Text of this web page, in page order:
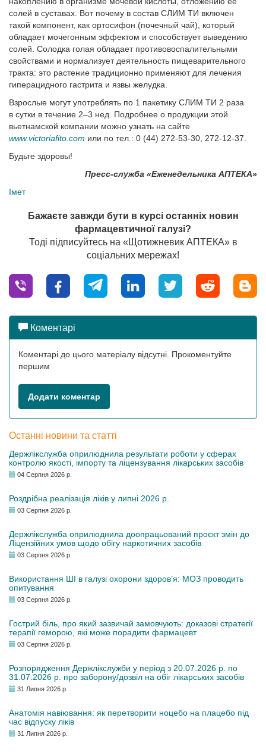
солей в суставах. Вот почему в состав СЛИМ ТИ включен
такой компонент, как ортосифон (почечный чай), который
обладает мочегонным эффектом и способствует выведению
солей. Солодка голая обладает противовоспалительными
свойствами и нормализует деятельность пищеварительного
тракта: это растение традиционно применяют для лечения
гиперацидного гастрита и язвы желудка.
Взрослые могут употреблять по 1 пакетику СЛИМ ТИ 2 раза
в сутки в течение 2–3 нед. Подробнее о продукции этой
вьетнамской компании можно узнать на сайте
www.victoriafito.com или по тел.: 0 (44) 272-53-30, 272-12-37.
Будьте здоровы!
Пресс-служба «Еженедельника АПТЕКА»
Імет
Бажаєте завжди бути в курсі останніх новин
фармацевтичної галузі?
Тоді підписуйтесь на «Щотижневик АПТЕКА» в
соціальних мережах!
Коментарі
Коментарі до цього матеріалу відсутні. Прокоментуйте
першим
Додати коментар
Останні новини та статті
Держлікслужба оприлюднила результати роботи у сферах
контролю якості, імпорту та ліцензування лікарських засобів
04 Серпня 2026 р.
Роздрібна реалізація ліків у липні 2026 р.
03 Серпня 2026 р.
Держлікслужба оприлюднила доопрацьований проєкт змін до
Ліцензійних умов щодо обігу наркотичних засобів
03 Серпня 2026 р.
Використання ШІ в галузі охорони здоров’я: МОЗ проводить
опитування
03 Серпня 2026 р.
Гострий біль, про який зазвичай замовчують: доказові стратегії
терапії геморою, які може порадити фармацевт
03 Серпня 2026 р.
Розпорядження Держлікслужби у період з 20.07.2026 р. по
31.07.2026 р. про заборону/дозвіл на обіг лікарських засобів
31 Липня 2026 р.
Анатомія навіювання: як перетворити ноцебо на плацебо під
час відпуску ліків
31 Липня 2026 р.